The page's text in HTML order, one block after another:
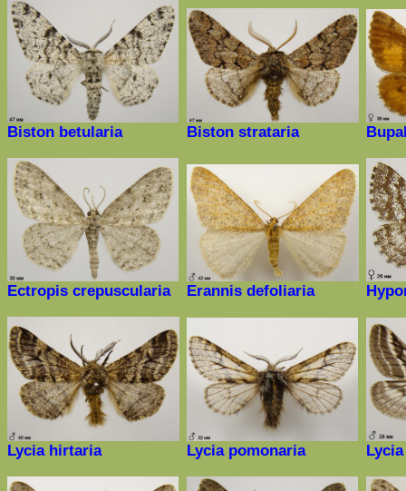
Biston betularia Biston strataria
Ectropis crepuscularia Erannis defoliaria
Lycia hirtaria Lycia pomonaria